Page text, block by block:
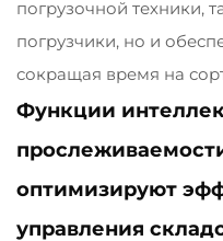
погрузочной техники,
погрузчики, но и
сокращая время на
Функции
оптимизируют
управления